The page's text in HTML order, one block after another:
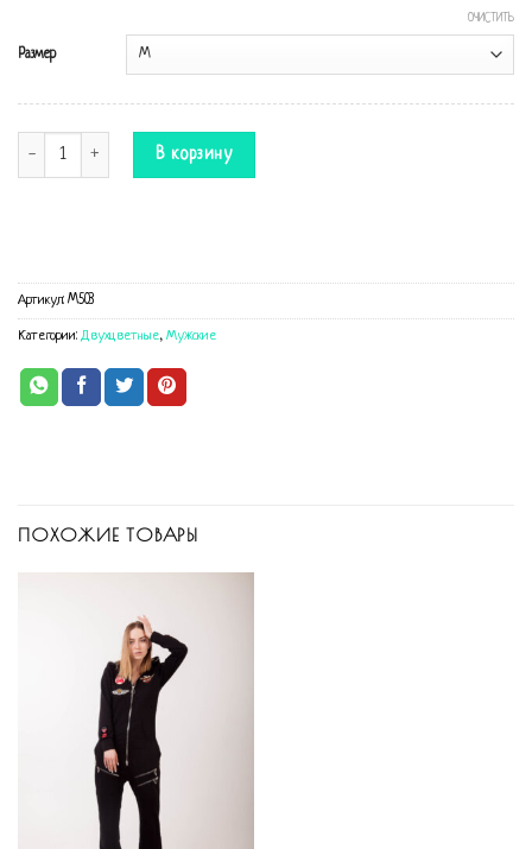
Размер
ОЧИСТИТЬ
Количество Комбинезон Suit
В корзину
Артикул: M503
Категории: Двухцветные, Мужские
ПОХОЖИЕ ТОВАРЫ